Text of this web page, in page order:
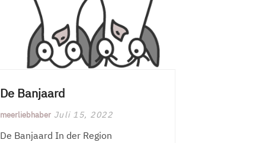
De Banjaard
meerliebhaber Juli 15, 2022
De Banjaard In der Region